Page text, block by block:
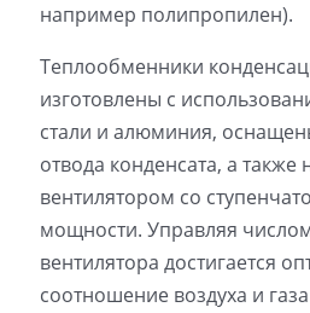
например полипропилен).
Теплообменники
изготовлены с
стали и алюминия,
отвода конденсата, а
вентилятором со
мощности. Управляя
вентилятора достигается
соотношение воздуха и